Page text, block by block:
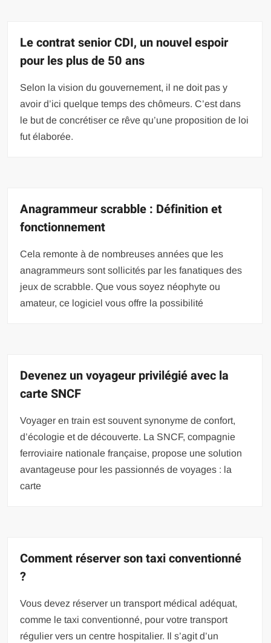
Le contrat senior CDI, un nouvel espoir
pour les plus de 50 ans
Selon la vision du gouvernement, il ne doit pas y
avoir d’ici quelque temps des chômeurs. C’est dans
le but de concrétiser ce rêve qu’une proposition de loi
fut élaborée.
Anagrammeur scrabble : Définition et
fonctionnement
Cela remonte à de nombreuses années que les
anagrammeurs sont sollicités par les fanatiques des
jeux de scrabble. Que vous soyez néophyte ou
amateur, ce logiciel vous offre la possibilité
Devenez un voyageur privilégié avec la
carte SNCF
Voyager en train est souvent synonyme de confort,
d’écologie et de découverte. La SNCF, compagnie
ferroviaire nationale française, propose une solution
avantageuse pour les passionnés de voyages : la
carte
Comment réserver son taxi conventionné
?
Vous devez réserver un transport médical adéquat,
comme le taxi conventionné, pour votre transport
régulier vers un centre hospitalier. Il s’agit d’un